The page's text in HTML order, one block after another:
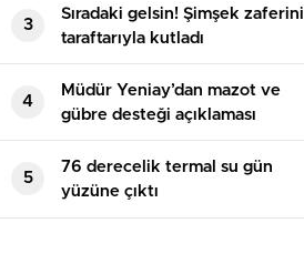
3
Sıradaki gelsin! Şimşek zaferini
taraftarıyla kutladı
4
Müdür Yeniay’dan mazot ve
gübre desteği açıklaması
5
76 derecelik termal su gün
yüzüne çıktı